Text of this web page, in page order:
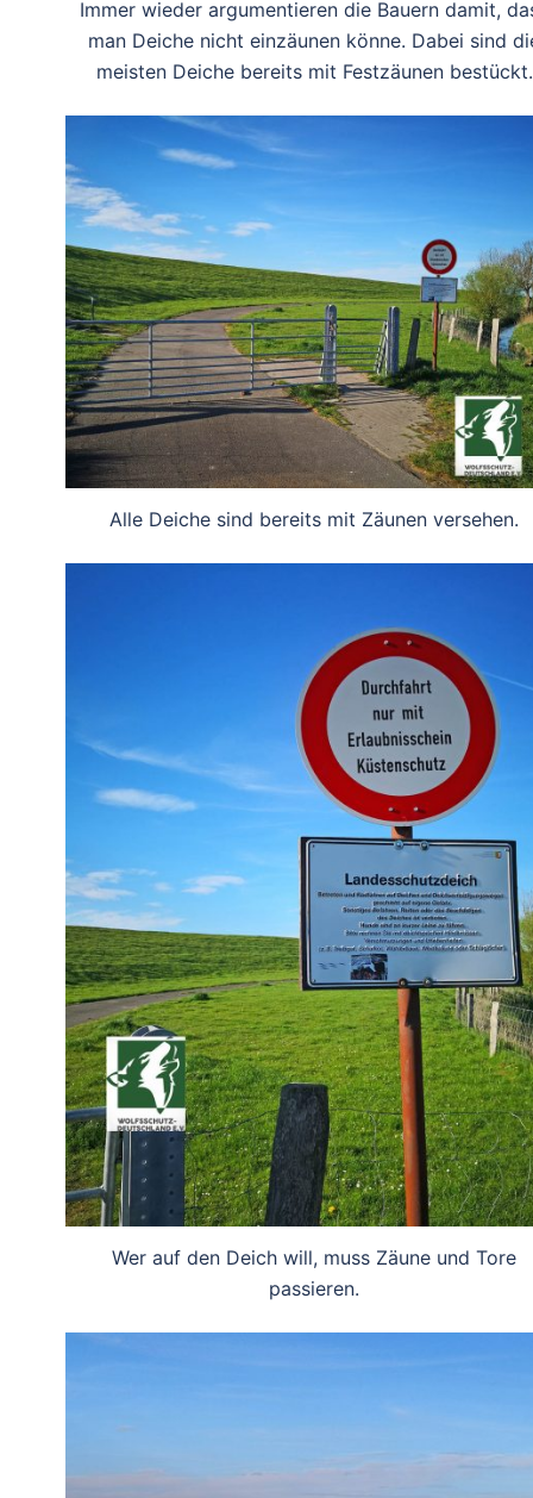
Immer wieder argumentieren die Bauern damit,
man Deiche nicht einzäunen könne. Dabei sind
meisten Deiche bereits mit Festzäunen bestückt.
Alle Deiche sind bereits mit Zäunen versehen.
Wer auf den Deich will, muss Zäune und Tore
passieren.